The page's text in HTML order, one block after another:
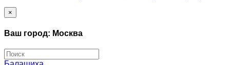
×
Ваш город: Москва